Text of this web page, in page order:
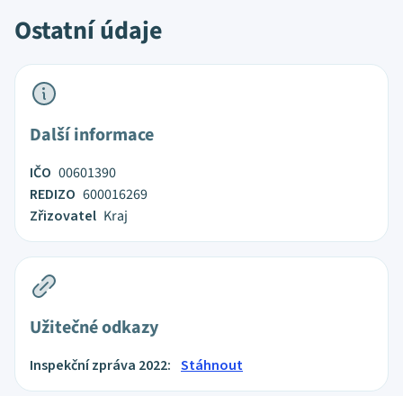
Ostatní údaje
Další informace
IČO 00601390
REDIZO 600016269
Zřizovatel Kraj
Užitečné odkazy
Inspekční zpráva 2022: Stáhnout